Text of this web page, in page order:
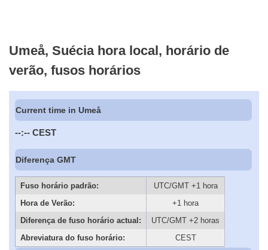
Umeå, Suécia hora local, horário de
verão, fusos horários
Current time in Umeå
--:-- CEST
Diferença GMT
Fuso horário padrão:
UTC/GMT +1 hora
Hora de Verão:
+1 hora
Diferença de fuso horário actual:
UTC/GMT +2 horas
Abreviatura do fuso horário:
CEST